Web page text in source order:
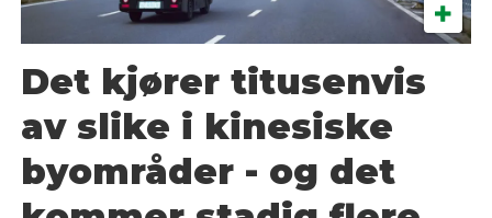
Det kjører titusenvis
av slike i kinesiske
byområder - og det